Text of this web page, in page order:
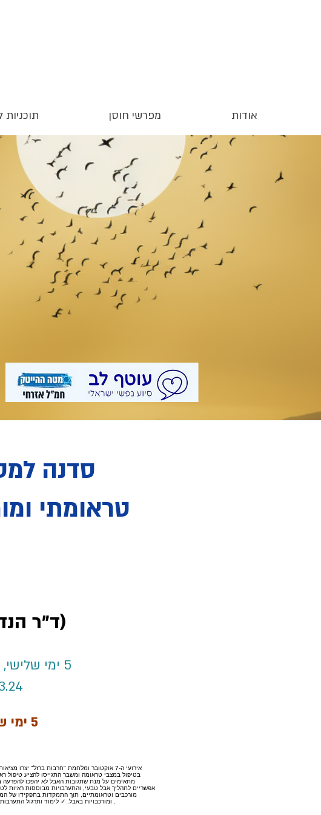
אודות מפרשי חוסן תוכניות
סדנה
טראומתי
(ד"ר
22.04.24
5 ימי שלישי | החל מה19.03.24 | קורס מקוון
אירועי ה-7 אוקטובר ומלחמת "חרבות ברזל"
בטיפול במצבי טראומה ומשבר התגייסו להציע טיפול
מתאימים על מנת שתגובות האבל לא יהפכו להפרעה
אפשריים לתהליך אבל טבעי, והתערבויות מבוססות ראיות
מורכבים וטראומתיים, תוך התמקדות בתפקידו של